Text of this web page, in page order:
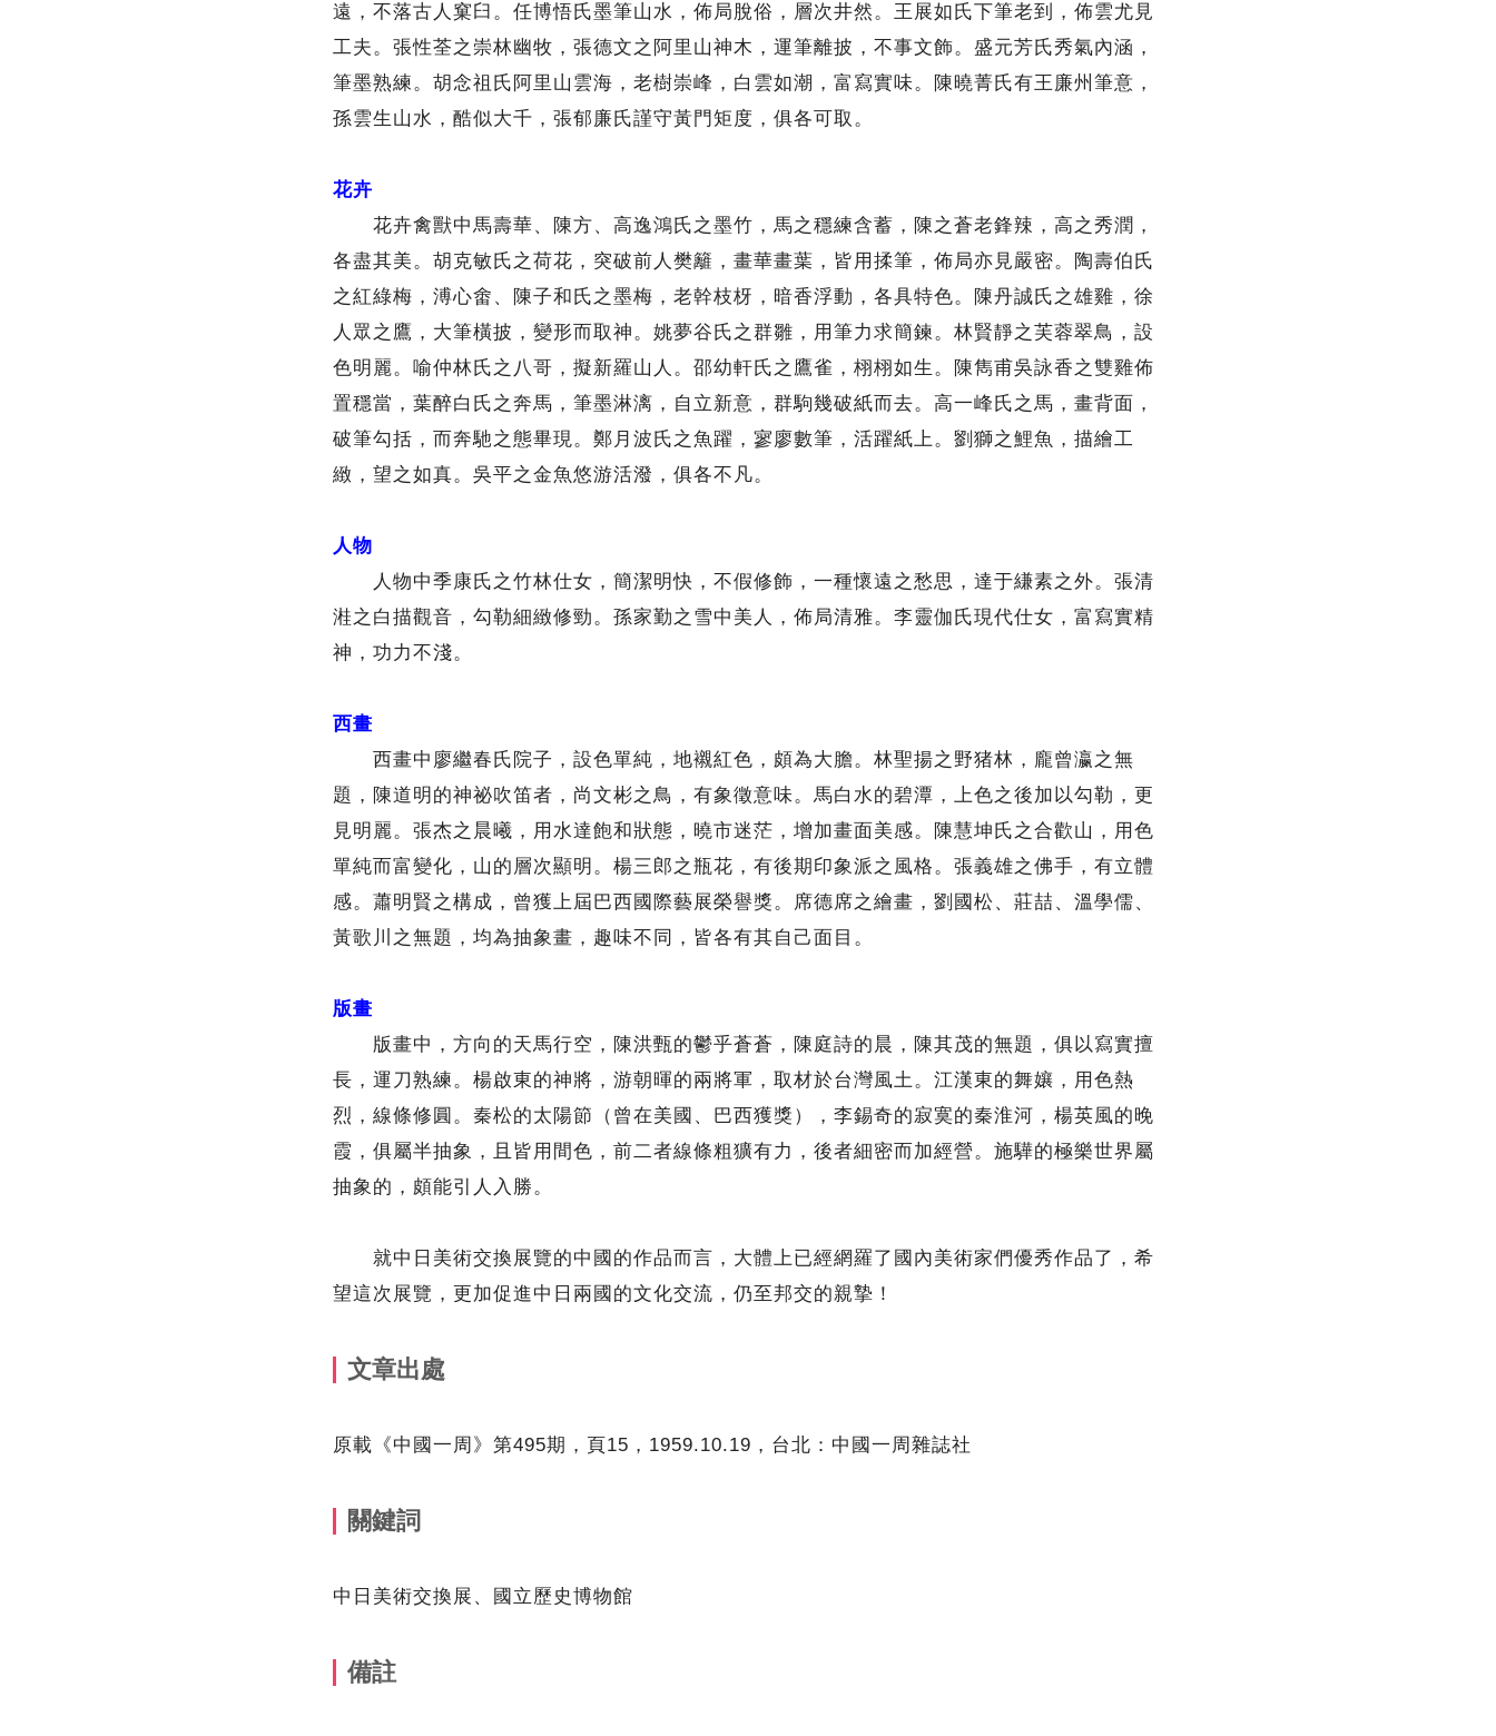
遠，不落古人窠臼。任博悟氏墨筆山水，佈局脫俗，層次井然。王展如氏下筆老到，佈雲尤見
工夫。張性荃之崇林幽牧，張德文之阿里山神木，運筆離披，不事文飾。盛元芳氏秀氣內涵，
筆墨熟練。胡念祖氏阿里山雲海，老樹崇峰，白雲如潮，富寫實味。陳曉菁氏有王廉州筆意，
孫雲生山水，酷似大千，張郁廉氏謹守黃門矩度，俱各可取。
花卉
花卉禽獸中馬壽華、陳方、高逸鴻氏之墨竹，馬之穩練含蓄，陳之蒼老鋒辣，高之秀潤，
各盡其美。胡克敏氏之荷花，突破前人樊籬，畫華畫葉，皆用揉筆，佈局亦見嚴密。陶壽伯氏
之紅綠梅，溥心畬、陳子和氏之墨梅，老幹枝枒，暗香浮動，各具特色。陳丹誠氏之雄雞，徐
人眾之鷹，大筆橫披，變形而取神。姚夢谷氏之群雛，用筆力求簡鍊。林賢靜之芙蓉翠鳥，設
色明麗。喻仲林氏之八哥，擬新羅山人。邵幼軒氏之鷹雀，栩栩如生。陳雋甫吳詠香之雙雞佈
置穩當，葉醉白氏之奔馬，筆墨淋漓，自立新意，群駒幾破紙而去。高一峰氏之馬，畫背面，
破筆勾括，而奔馳之態畢現。鄭月波氏之魚躍，寥廖數筆，活躍紙上。劉獅之鯉魚，描繪工
緻，望之如真。吳平之金魚悠游活潑，俱各不凡。
人物
人物中季康氏之竹林仕女，簡潔明快，不假修飾，一種懷遠之愁思，達于縑素之外。張清
溎之白描觀音，勾勒細緻修勁。孫家勤之雪中美人，佈局清雅。李靈伽氏現代仕女，富寫實精
神，功力不淺。
西畫
西畫中廖繼春氏院子，設色單純，地襯紅色，頗為大膽。林聖揚之野猪林，龐曾瀛之無
題，陳道明的神祕吹笛者，尚文彬之鳥，有象徵意味。馬白水的碧潭，上色之後加以勾勒，更
見明麗。張杰之晨曦，用水達飽和狀態，曉市迷茫，增加畫面美感。陳慧坤氏之合歡山，用色
單純而富變化，山的層次顯明。楊三郎之瓶花，有後期印象派之風格。張義雄之佛手，有立體
感。蕭明賢之構成，曾獲上屆巴西國際藝展榮譽獎。席德席之繪畫，劉國松、莊喆、溫學儒、
黃歌川之無題，均為抽象畫，趣味不同，皆各有其自己面目。
版畫
版畫中，方向的天馬行空，陳洪甄的鬱乎蒼蒼，陳庭詩的晨，陳其茂的無題，俱以寫實擅
長，運刀熟練。楊啟東的神將，游朝暉的兩將軍，取材於台灣風土。江漢東的舞孃，用色熱
烈，線條修圓。秦松的太陽節（曾在美國、巴西獲獎），李錫奇的寂寞的秦淮河，楊英風的晚
霞，俱屬半抽象，且皆用間色，前二者線條粗獷有力，後者細密而加經營。施驊的極樂世界屬
抽象的，頗能引人入勝。
就中日美術交換展覽的中國的作品而言，大體上已經網羅了國內美術家們優秀作品了，希
望這次展覽，更加促進中日兩國的文化交流，仍至邦交的親摯！
文章出處
原載《中國一周》第495期，頁15，1959.10.19，台北：中國一周雜誌社
關鍵詞
中日美術交換展、國立歷史博物館
備註